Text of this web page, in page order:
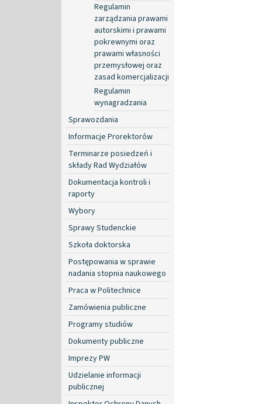
Regulamin
zarządzania prawami
autorskimi i prawami
pokrewnymi oraz
prawami własności
przemysłowej oraz
zasad komercjalizacji
Regulamin
wynagradzania
Sprawozdania
Informacje Prorektorów
Terminarze posiedzeń i
składy Rad Wydziałów
Dokumentacja kontroli i
raporty
Wybory
Sprawy Studenckie
Szkoła doktorska
Postępowania w sprawie
nadania stopnia naukowego
Praca w Politechnice
Zamówienia publiczne
Programy studiów
Dokumenty publiczne
Imprezy PW
Udzielanie informacji
publicznej